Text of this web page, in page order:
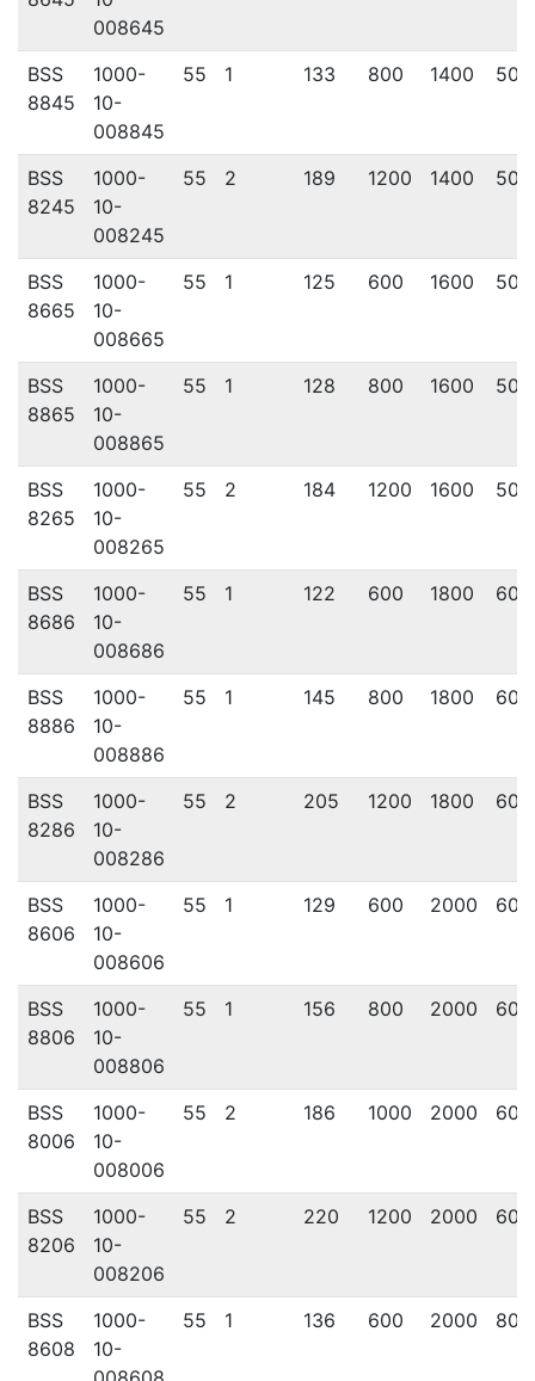
008645
BSS
8845
1000-
10-
008845
55 1 133 800 1400 500
BSS
8245
1000-
10-
008245
55 2 189 1200 1400 500
BSS
8665
1000-
10-
008665
55 1 125 600 1600 500
BSS
8865
1000-
10-
008865
55 1 128 800 1600 500
BSS
8265
1000-
10-
008265
55 2 184 1200 1600 500
BSS
8686
1000-
10-
008686
55 1 122 600 1800 600
BSS
8886
1000-
10-
008886
55 1 145 800 1800 600
BSS
8286
1000-
10-
008286
55 2 205 1200 1800 600
BSS
8606
1000-
10-
008606
55 1 129 600 2000 600
BSS
8806
1000-
10-
008806
55 1 156 800 2000 600
BSS
8006
1000-
10-
008006
55 2 186 1000 2000 600
BSS
8206
1000-
10-
008206
55 2 220 1200 2000 600
BSS
8608
1000-
10-
55 1 136 600 2000 800